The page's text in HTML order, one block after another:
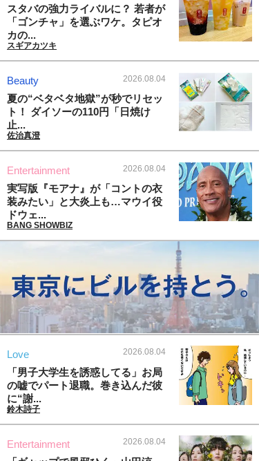
スタバの強力ライバルに？ 若者が
「ゴンチャ」を選ぶワケ。タピオ
カの...
スギアカツキ
Beauty 2026.08.04
夏の“ベタベタ地獄”が秒でリセッ
ト！ ダイソーの110円「日焼け
止...
佐治真澄
Entertainment 2026.08.04
実写版『モアナ』が「コントの衣
装みたい」と大炎上も…マウイ役
ドウェ...
BANG SHOWBIZ
Love 2026.08.04
「男子大学生を誘惑してる」お局
の嘘でパート退職。巻き込んだ彼
に“謝...
鈴木詩子
Entertainment 2026.08.04